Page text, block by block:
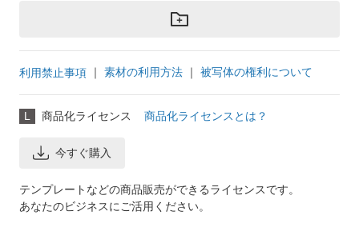
利用禁止事項 ｜ 素材の利用方法 ｜ 被写体の権利について
L 商品化ライセンス 商品化ライセンスとは？
今すぐ購入
テンプレートなどの商品販売ができるライセンスです。
あなたのビジネスにご活用ください。